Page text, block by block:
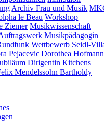
Archiv Frau und Musik
le Beau Workshop
Ziemer Musikwissenschaft
Musikpädagogin
Wettbewerb Seidl-
Pejacevic Dorothea Hofmann
Dirigentin Kitchens
Mendelssohn Bartholdy